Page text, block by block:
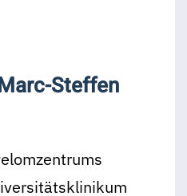
Steffen